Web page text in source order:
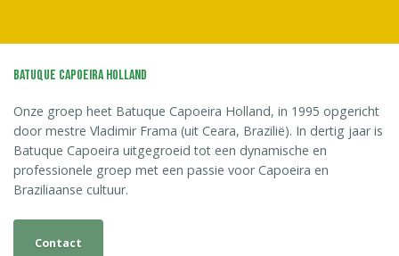
Batuque Capoeira Holland
Onze groep heet Batuque Capoeira Holland, in 1995 opgericht
door mestre Vladimir Frama (uit Ceara, Brazilië). In dertig jaar is
Batuque Capoeira uitgegroeid tot een dynamische en
professionele groep met een passie voor Capoeira en
Braziliaanse cultuur.
Contact